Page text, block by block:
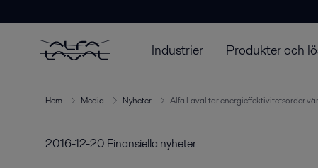
Industrier Produkter och
Hem Media Nyheter Alfa Laval tar energieffektivitetsorder
2016-12-20 Finansiella nyheter